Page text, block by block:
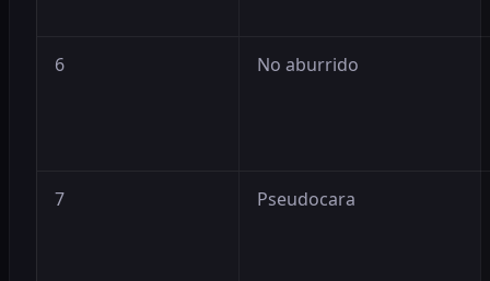
6 No aburrido
7 Pseudocara